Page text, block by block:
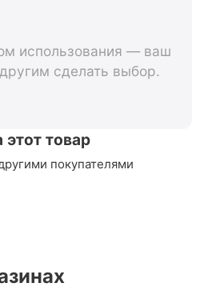
использования — ваш
сделать выбор.
этот товар
покупателями